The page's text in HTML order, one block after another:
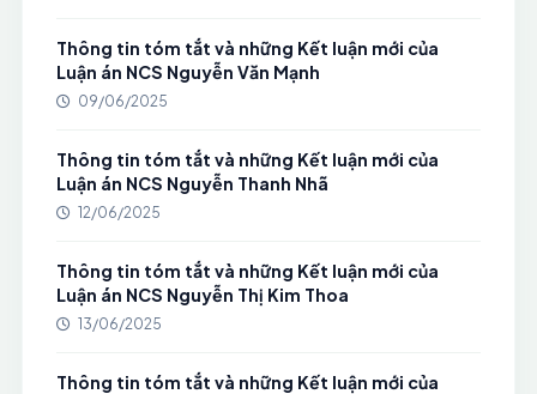
Thông tin tóm tắt và những Kết luận mới của
Luận án NCS Nguyễn Văn Mạnh
09/06/2025
Thông tin tóm tắt và những Kết luận mới của
Luận án NCS Nguyễn Thanh Nhã
12/06/2025
Thông tin tóm tắt và những Kết luận mới của
Luận án NCS Nguyễn Thị Kim Thoa
13/06/2025
Thông tin tóm tắt và những Kết luận mới của